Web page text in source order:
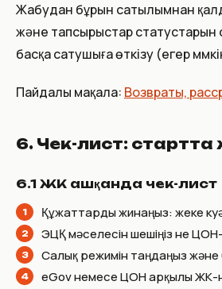
Жабудан бұрын сатылымнан
және тапсырыстар статустарын
басқа сатушыға өткізу (егер
Пайдалы мақала: Возвраты,
6. Чек-лист: стартта
6.1 ЖК ашқанда чек-лист
Құжаттарды жинаңыз: жеке
ЭЦҚ мәселесін шешіңіз не
Салық режимін таңдаңыз және
eGov немесе ЦОН арқылы ЖК-